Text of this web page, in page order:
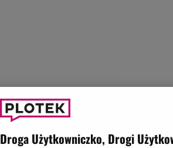
Droga Użytkowniczko, Drogi